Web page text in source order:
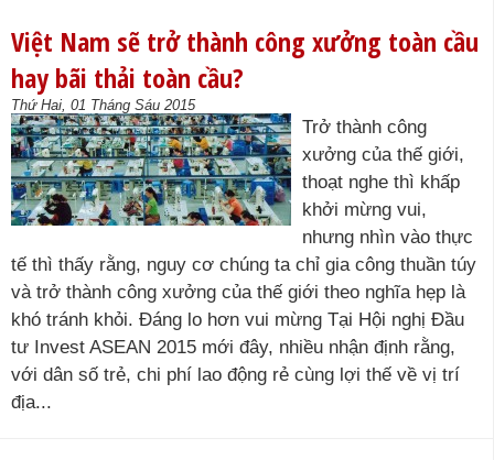
Việt Nam sẽ trở thành công xưởng toàn cầu
hay bãi thải toàn cầu?
Thứ Hai, 01 Tháng Sáu 2015
Trở thành công
xưởng của thế giới,
thoạt nghe thì khấp
khởi mừng vui,
nhưng nhìn vào thực
tế thì thấy rằng, nguy cơ chúng ta chỉ gia công thuần túy
và trở thành công xưởng của thế giới theo nghĩa hẹp là
khó tránh khỏi. Đáng lo hơn vui mừng Tại Hội nghị Đầu
tư Invest ASEAN 2015 mới đây, nhiều nhận định rằng,
với dân số trẻ, chi phí lao động rẻ cùng lợi thế về vị trí
địa...